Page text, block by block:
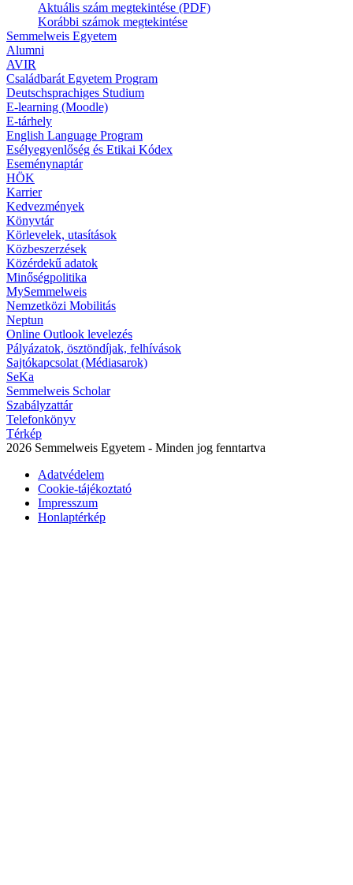
Aktuális szám megtekintése (PDF)
Korábbi számok megtekintése
Semmelweis Egyetem
Alumni
AVIR
Családbarát Egyetem Program
Deutschsprachiges Studium
E-learning (Moodle)
E-tárhely
English Language Program
Esélyegyenlőség és Etikai Kódex
Eseménynaptár
HÖK
Karrier
Kedvezmények
Könyvtár
Körlevelek, utasítások
Közbeszerzések
Közérdekű adatok
Minőségpolitika
MySemmelweis
Nemzetközi Mobilitás
Neptun
Online Outlook levelezés
Pályázatok, ösztöndíjak, felhívások
Sajtókapcsolat (Médiasarok)
SeKa
Semmelweis Scholar
Szabályzattár
Telefonkönyv
Térkép
2026 Semmelweis Egyetem - Minden jog fenntartva
Adatvédelem
Cookie-tájékoztató
Impresszum
Honlaptérkép